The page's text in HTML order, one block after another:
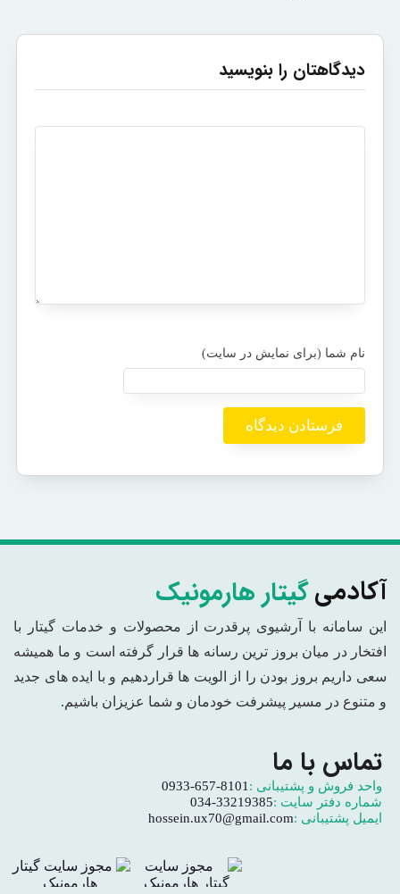
دیدگاهتان را بنویسید
آکادمیگیتار هارمونیک
این سامانه با آرشیوی پرقدرت از محصولات و خدمات گیتار با
افتخار در میان بروز ترین رسانه ها قرار گرفته است و ما همیشه
سعی داریم بروز بودن را از الویت ها قراردهیم و با ایده های جدید
و متنوع در مسیر پیشرفت خودمان و شما عزیزان باشیم.
تماس با ما
واحد فروش و پشتیبانی : 0933-657-8101
شماره دفتر سایت :034-33219385
ایمیل پشتیبانی :hossein.ux70@gmail.com